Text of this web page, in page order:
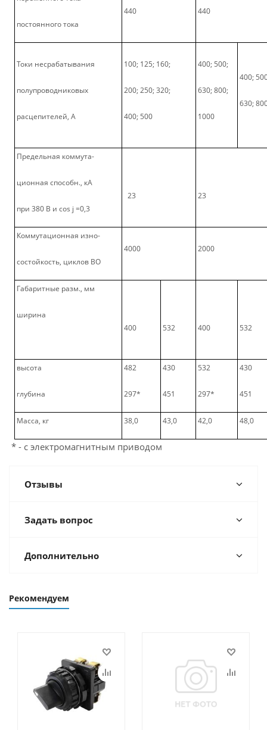
постоянного тока
440 440
Токи несрабатывания
полупроводниковых
расцепителей, А
100; 125; 160;
200; 250; 320;
400; 500
400; 500;
630; 800;
1000
400;
630;
Предельная коммута-
ционная способн., кА
при 380 В и cos j =0,3
23 23
Коммутационная изно-
состойкость, циклов ВО
4000 2000
Габаритные разм., мм
ширина
400
532 400 532
высота
глубина
482
297*
430
451
532
297*
430
451
Масса, кг 38,0 43,0 42,0 48,0
* - с электромагнитным приводом
Отзывы
Задать вопрос
Дополнительно
Рекомендуем